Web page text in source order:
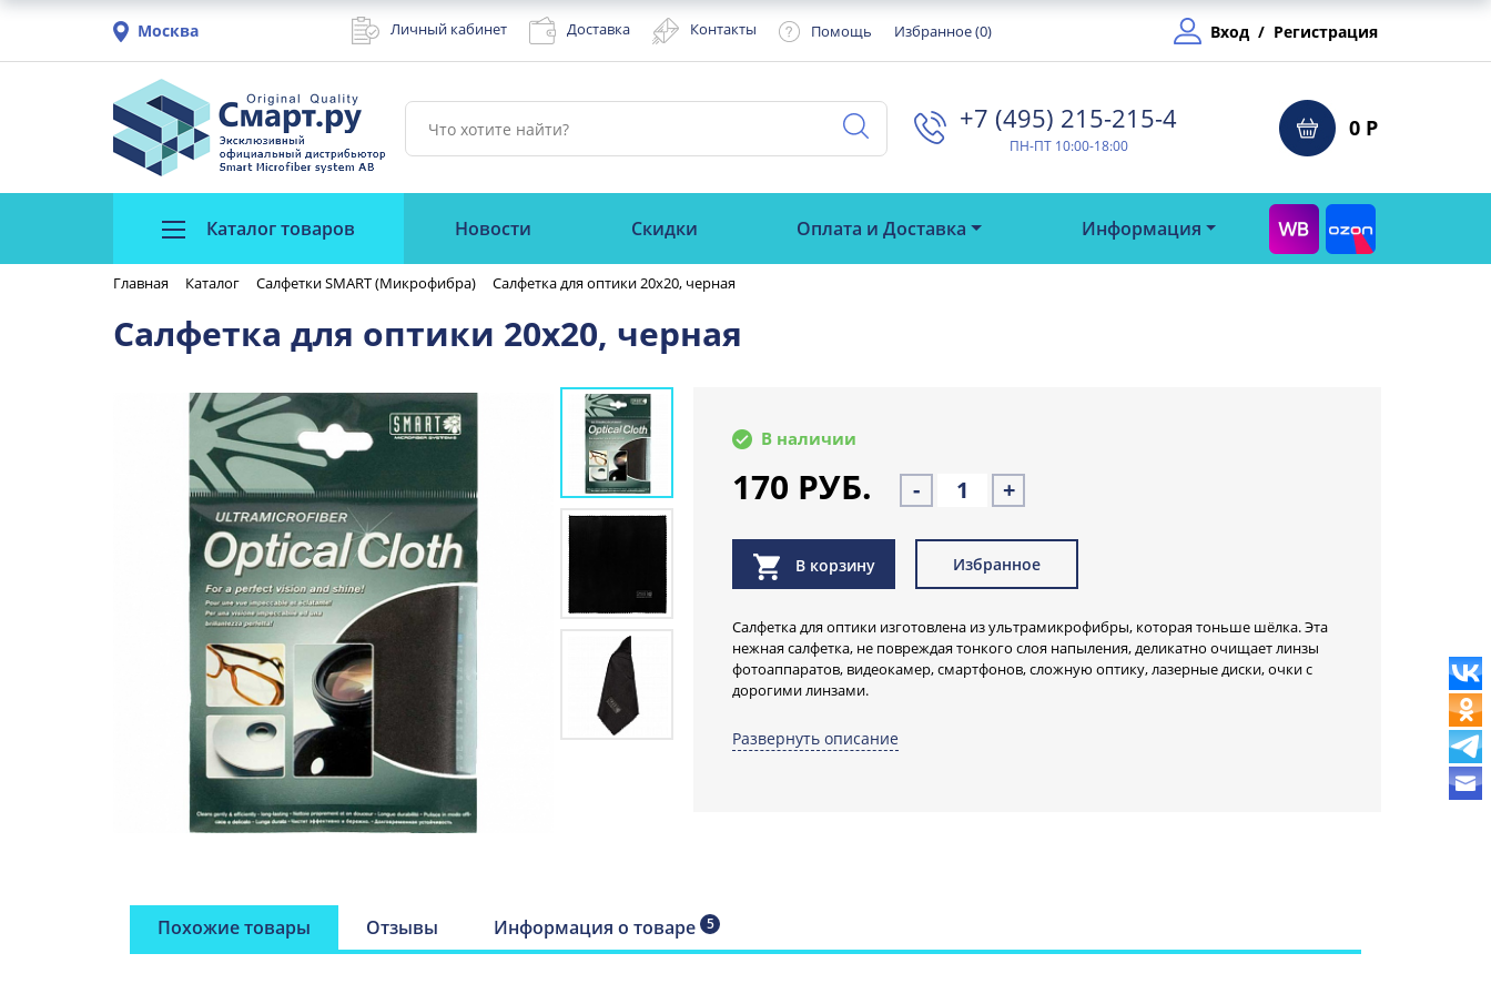
Москва Личный кабинет Доставка Контакты Помощь Избранное (0) Вход / Регистрация
+7 (495) 215-215-4⁠
ПН-ПТ 10:00-18:00
0 Р
Каталог товаров Новости Скидки Оплата и Доставка Информация
Главная Каталог Салфетки SMART (Микрофибра) Салфетка для оптики 20х20, черная
Салфетка для оптики 20х20, черная
В наличии
170 РУБ. - +
В корзину Избранное
Салфетка для оптики изготовлена из ультрамикрофибры, которая тоньше шёлка. Эта
нежная салфетка, не повреждая тонкого слоя напыления, деликатно очищает линзы
фотоаппаратов, видеокамер, смартфонов, сложную оптику, лазерные диски, очки с
дорогими линзами.
Тонкая салфетка SMART для оптики идеальна для протирки экранов, тачскринов и
Развернуть описание
Похожие товары Отзывы Информация о товаре 5